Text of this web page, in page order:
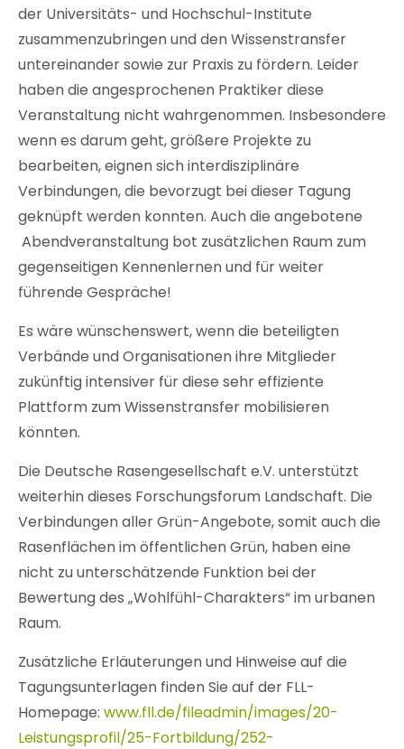
der Universitäts- und Hochschul-Institute
zusammenzubringen und den Wissenstransfer
untereinander sowie zur Praxis zu fördern. Leider
haben die angesprochenen Praktiker diese
Veranstaltung nicht wahrgenommen. Insbesondere
wenn es darum geht, größere Projekte zu
bearbeiten, eignen sich interdisziplinäre
Verbindungen, die bevorzugt bei dieser Tagung
geknüpft werden konnten. Auch die angebotene
Abendveranstaltung bot zusätzlichen Raum zum
gegenseitigen Kennenlernen und für weiter
führende Gespräche!
Es wäre wünschenswert, wenn die beteiligten
Verbände und Organisationen ihre Mitglieder
zukünftig intensiver für diese sehr effiziente
Plattform zum Wissenstransfer mobilisieren
könnten.
Die Deutsche Rasengesellschaft e.V. unterstützt
weiterhin dieses Forschungsforum Landschaft. Die
Verbindungen aller Grün-Angebote, somit auch die
Rasenflächen im öffentlichen Grün, haben eine
nicht zu unterschätzende Funktion bei der
Bewertung des „Wohlfühl-Charakters“ im urbanen
Raum.
Zusätzliche Erläuterungen und Hinweise auf die
Tagungsunterlagen finden Sie auf der FLL-
Homepage: www.fll.de/fileadmin/images/20-
Leistungsprofil/25-Fortbildung/252-